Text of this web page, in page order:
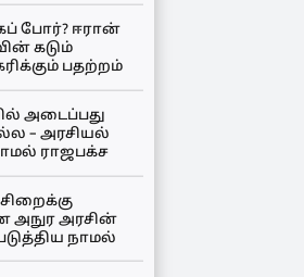
போர்? ஈரான்
கடும்
பதற்றம்
அடைப்பது
– அரசியல்
ராஜபக்ச
அநுர அரசின்
நாமல்